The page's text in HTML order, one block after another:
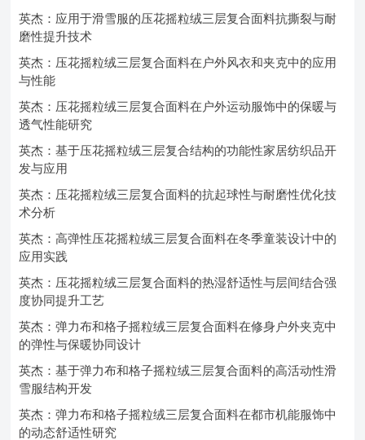
英杰：应用于滑雪服的压花摇粒绒三层复合面料抗撕裂与耐
磨性提升技术
英杰：压花摇粒绒三层复合面料在户外风衣和夹克中的应用
与性能
英杰：压花摇粒绒三层复合面料在户外运动服饰中的保暖与
透气性能研究
英杰：基于压花摇粒绒三层复合结构的功能性家居纺织品开
发与应用
英杰：压花摇粒绒三层复合面料的抗起球性与耐磨性优化技
术分析
英杰：高弹性压花摇粒绒三层复合面料在冬季童装设计中的
应用实践
英杰：压花摇粒绒三层复合面料的热湿舒适性与层间结合强
度协同提升工艺
英杰：弹力布和格子摇粒绒三层复合面料在修身户外夹克中
的弹性与保暖协同设计
英杰：基于弹力布和格子摇粒绒三层复合面料的高活动性滑
雪服结构开发
英杰：弹力布和格子摇粒绒三层复合面料在都市机能服饰中
的动态舒适性研究